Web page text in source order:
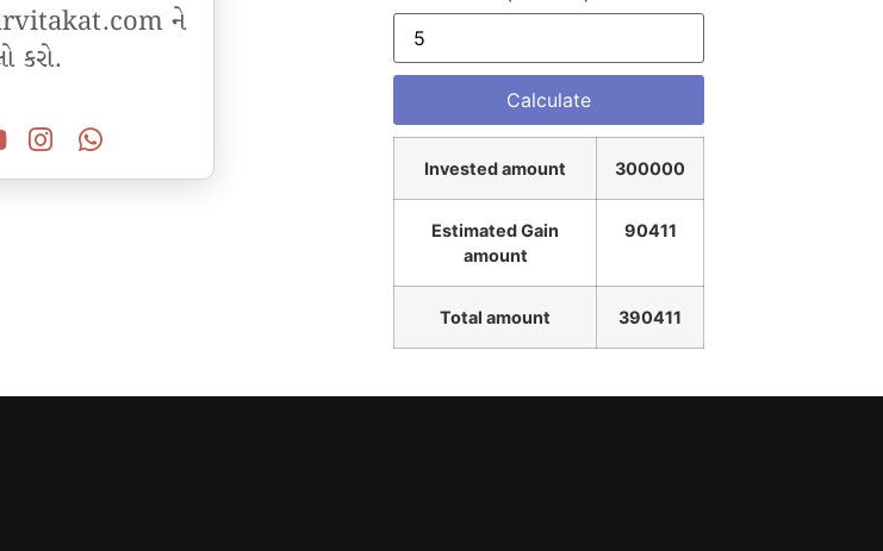
ને
કરો.
Invested amount 300000
Estimated Gain
amount
90411
Total amount 390411